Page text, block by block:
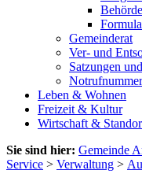
Gemeinderat
Ver- und
Satzungen
Leben & Wohnen
Freizeit & Kultur
Wirtschaft &
Sie sind hier: Gemeinde
Service > Verwaltung >